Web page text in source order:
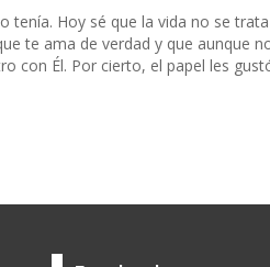
Hoy sé que la vida no se
te ama de verdad y que aunque
con Él. Por cierto, el papel les